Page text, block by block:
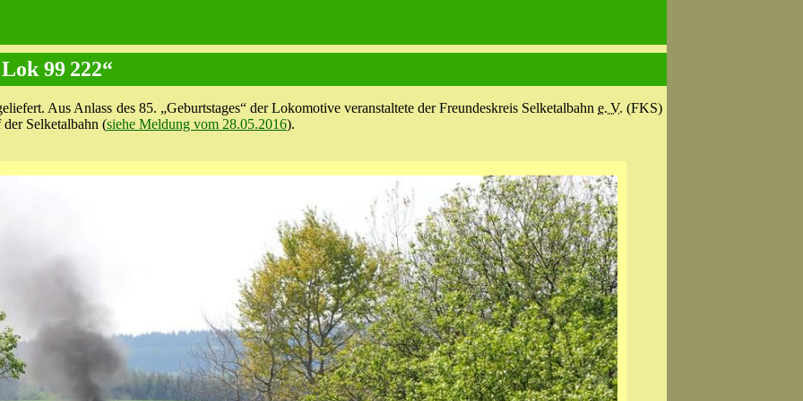
99 222“
Aus Anlass des 85. „Geburtstages“ der Lokomotive veranstaltete der Freundeskreis Selketalbahne. V. (FKS)
Selketalbahn (siehe Meldung vom 28.05.2016).